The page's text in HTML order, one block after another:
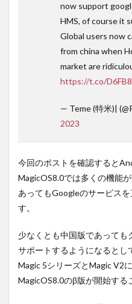
now support
HMS, of course it
Global users now
from china when
market are
https://t.co/
— Teme (特米)|
2023
今回のポストを確認すると
MagicOS8.0では多くの機能
あってもGoogleのサービス
す。
少なくとも中国版であって
サポートするようになるとし
Magic 5シリーズとMagic V2
MagicOS8.0のβ版が開始する